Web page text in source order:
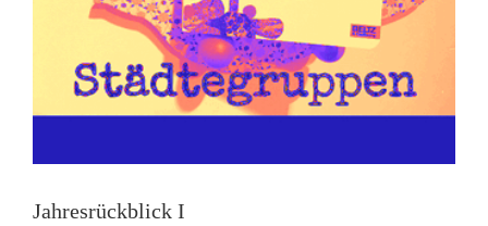
Jahresrückblick I